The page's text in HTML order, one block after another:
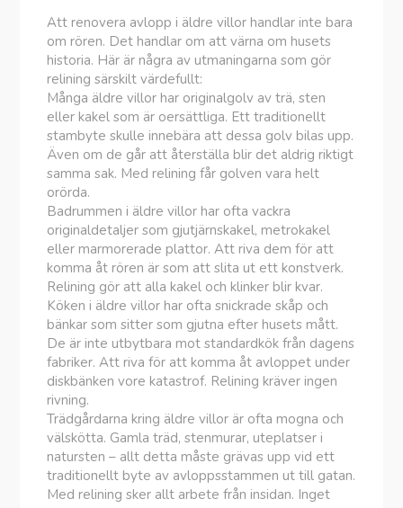
Att renovera avlopp i äldre villor handlar inte bara
om rören. Det handlar om att värna om husets
historia. Här är några av utmaningarna som gör
relining särskilt värdefullt:
Många äldre villor har originalgolv av trä, sten
eller kakel som är oersättliga. Ett traditionellt
stambyte skulle innebära att dessa golv bilas upp.
Även om de går att återställa blir det aldrig riktigt
samma sak. Med relining får golven vara helt
orörda.
Badrummen i äldre villor har ofta vackra
originaldetaljer som gjutjärnskakel, metrokakel
eller marmorerade plattor. Att riva dem för att
komma åt rören är som att slita ut ett konstverk.
Relining gör att alla kakel och klinker blir kvar.
Köken i äldre villor har ofta snickrade skåp och
bänkar som sitter som gjutna efter husets mått.
De är inte utbytbara mot standardkök från dagens
fabriker. Att riva för att komma åt avloppet under
diskbänken vore katastrof. Relining kräver ingen
rivning.
Trädgårdarna kring äldre villor är ofta mogna och
välskötta. Gamla träd, stenmurar, uteplatser i
natursten – allt detta måste grävas upp vid ett
traditionellt byte av avloppsstammen ut till gatan.
Med relining sker allt arbete från insidan. Inget